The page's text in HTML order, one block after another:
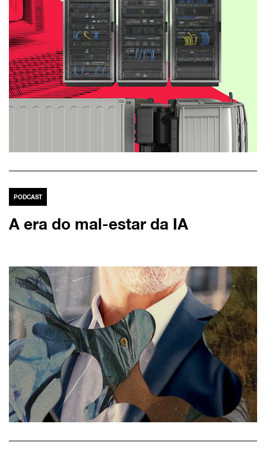
PODCAST
A era do mal-estar da IA